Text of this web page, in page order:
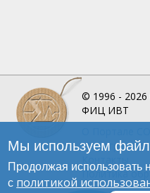
© 1996 - 2026
ФИЦ ИВТ
Инфографика
Политика
Мы используем
Продолжая использовать
с политикой